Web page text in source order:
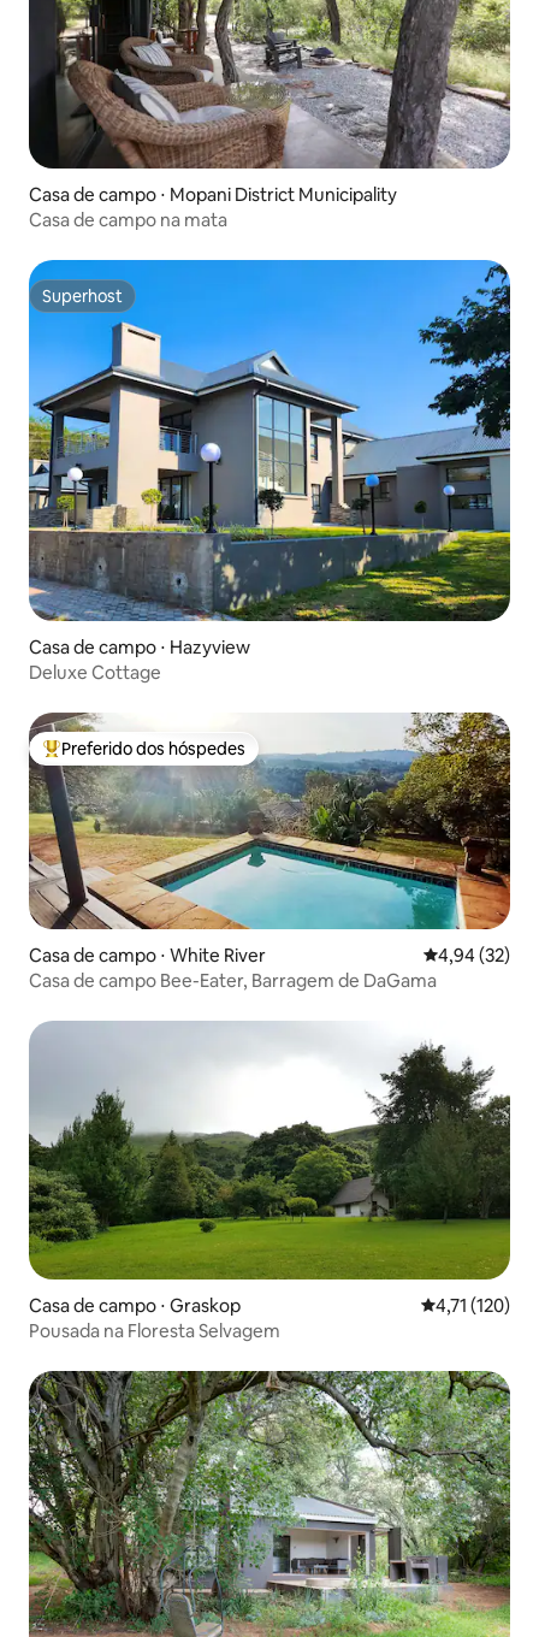
Casa de campo ⋅ Mopani District Municipality
Casa de campo na mata
Superhost
Superhost
Casa de campo ⋅ Hazyview
Deluxe Cottage
Entre os melhores preferidos dos hóspedes
Preferido dos hóspedes
Casa de campo ⋅ White River 4,94 de uma
4,94 (32)
Casa de campo Bee-Eater, Barragem de DaGama
Casa de campo ⋅ Graskop 4,71 de uma
4,71 (120)
Pousada na Floresta Selvagem